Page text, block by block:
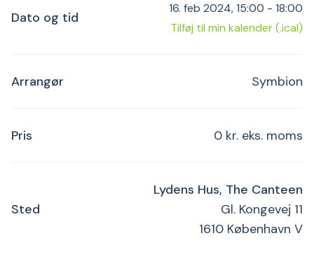
Dato og tid
16. feb 2024, 15:00 - 18:00
Tilføj til min kalender (.ical)
Arrangør Symbion
Pris 0 kr. eks. moms
Sted
Lydens Hus, The Canteen
Gl. Kongevej 11
1610 København V